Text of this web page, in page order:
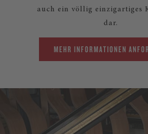
auch ein völlig einzigartiges
dar.
MEHR INFORMATIONEN